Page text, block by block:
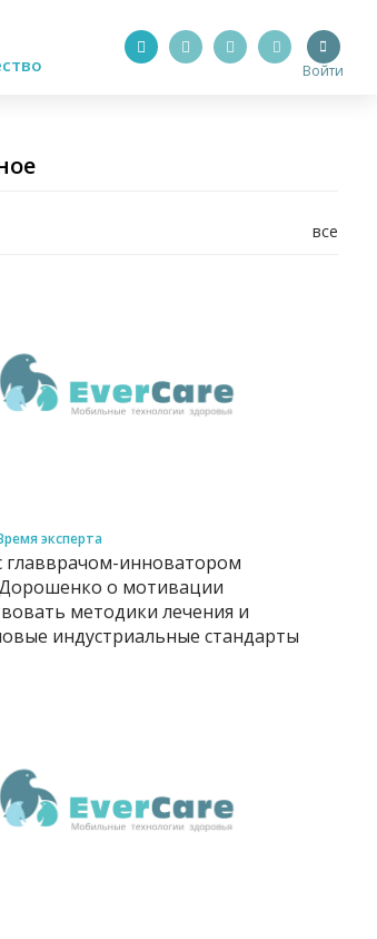
Войти
все
эксперта
инноватором
о мотивации
методики лечения и
индустриальные стандарты